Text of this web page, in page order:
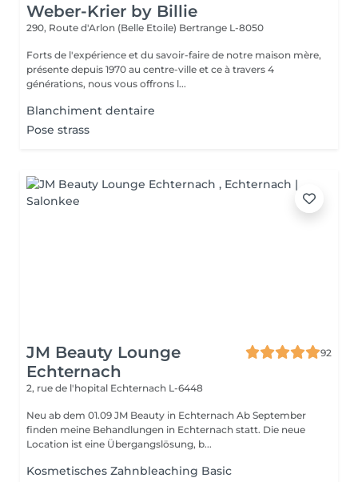
Weber-Krier by Billie
290, Route d'Arlon (Belle Etoile) Bertrange L-8050
Forts de l'expérience et du savoir-faire de notre maison mère,
présente depuis 1970 au centre-ville et ce à travers 4
générations, nous vous offrons l...
Blanchiment dentaire
Pose strass
JM Beauty Lounge
Echternach
92
2, rue de l'hopital Echternach L-6448
Neu ab dem 01.09 JM Beauty in Echternach Ab September
finden meine Behandlungen in Echternach statt. Die neue
Location ist eine Übergangslösung, b...
Kosmetisches Zahnbleaching Basic